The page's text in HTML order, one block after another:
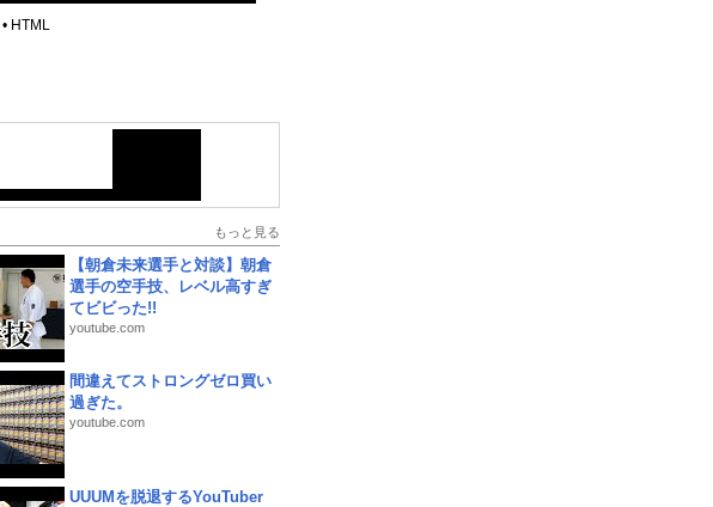
• HTML
もっと見る
【朝倉未来選手と対談】朝倉
選手の空手技、レベル高すぎ
てビビった!!
youtube.com
間違えてストロングゼロ買い
過ぎた。
youtube.com
UUUMを脱退するYouTuber